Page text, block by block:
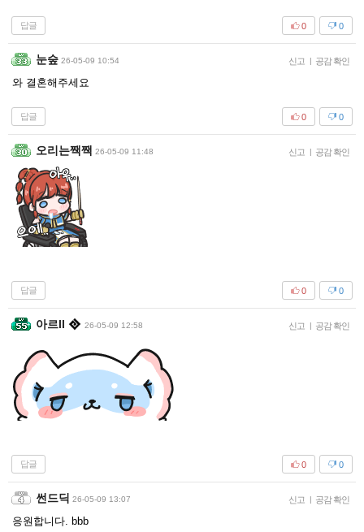
답글 0
0
눈숲 26-05-09 10:54 신고 공감 확인
와 결혼해주세요
답글 0
0
오리는짹짹 26-05-09 11:48 신고 공감 확인
답글 0
0
아르ll 26-05-09 12:58 신고 공감 확인
답글 0
0
썬드딕 26-05-09 13:07 신고 공감 확인
응원합니다. bbb